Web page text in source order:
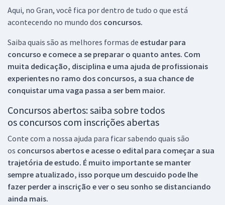
Aqui, no Gran, você fica por dentro de tudo o que está
acontecendo no mundo dos concursos.
Saiba quais são as melhores formas de estudar para
concurso e comece a se preparar o quanto antes. Com
muita dedicação, disciplina e uma ajuda de profissionais
experientes no ramo dos concursos, a sua chance de
conquistar uma vaga passa a ser bem maior.
Concursos abertos: saiba sobre todos
os concursos com inscrições abertas
Conte com a nossa ajuda para ficar sabendo quais são
os concursos abertos e acesse o edital para começar a sua
trajetória de estudo. É muito importante se manter
sempre atualizado, isso porque um descuido pode lhe
fazer perder a inscrição e ver o seu sonho se distanciando
ainda mais.